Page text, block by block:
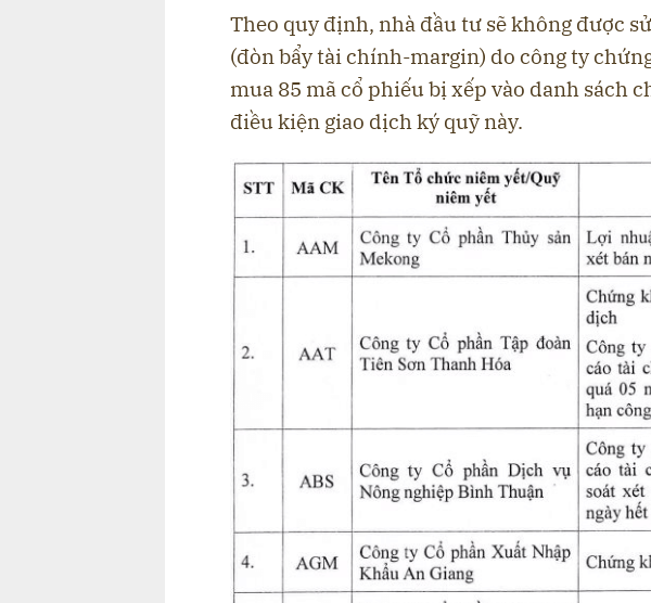
Theo quy định, nhà đầu tư sẽ không được
(đòn bẩy tài chính-margin) do công ty
mua 85 mã cổ phiếu bị xếp vào danh sách
điều kiện giao dịch ký quỹ này.